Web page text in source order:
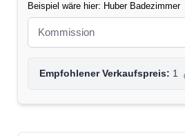
Beispiel wäre hier: Huber Badezimmer
Empfohlener Verkaufspreis: 1